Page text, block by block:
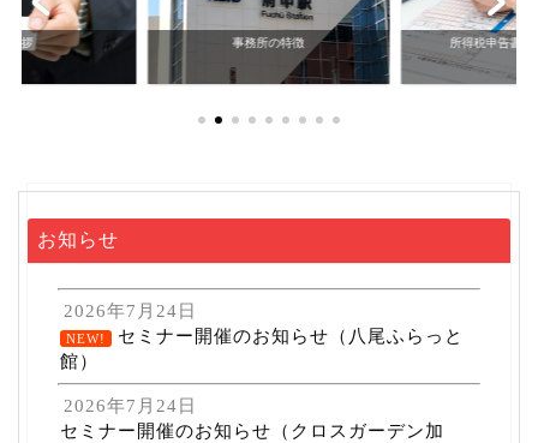
所の特徴 所得税申告書作成サービス 個別相談サ
お知らせ
2026年7月24日
NEW!
セミナー開催のお知らせ（八尾ふらっと
館）
2026年7月24日
セミナー開催のお知らせ（クロスガーデン加